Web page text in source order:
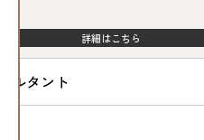
詳細はこちら
ルタント